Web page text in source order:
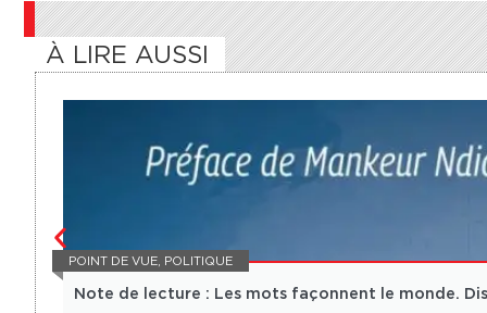
À LIRE AUSSI
POINT DE VUE, POLITIQUE
Note de lecture : Les mots façonnent le monde.